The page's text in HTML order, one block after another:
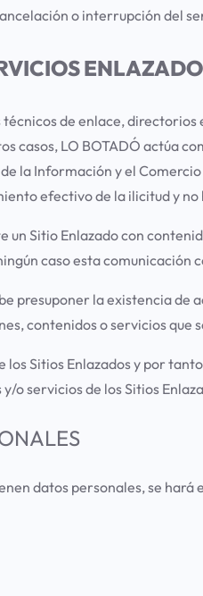
o interrupción del
de enlace,
casos, LO BOTADÓ actúa
la Información y el
efectivo de la ilicitud y
un Sitio Enlazado con
caso esta
presuponer la existencia
contenidos o servicios que
los Sitios Enlazados y por
servicios de los Sitios
datos personales, se